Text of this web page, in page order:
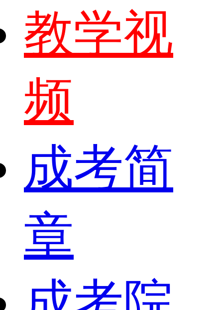
教学视
频
成考简
章